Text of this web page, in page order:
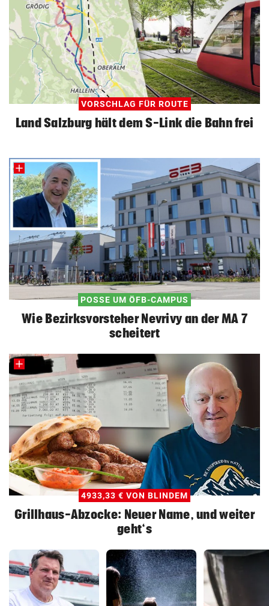
VORSCHLAG FÜR ROUTE
Land Salzburg hält dem S-Link die Bahn frei
POSSE UM ÖFB-CAMPUS
Wie Bezirksvorsteher Nevrivy an der MA 7
scheitert
4933,33 € VON BLINDEM
Grillhaus-Abzocke: Neuer Name, und weiter
geht‘s